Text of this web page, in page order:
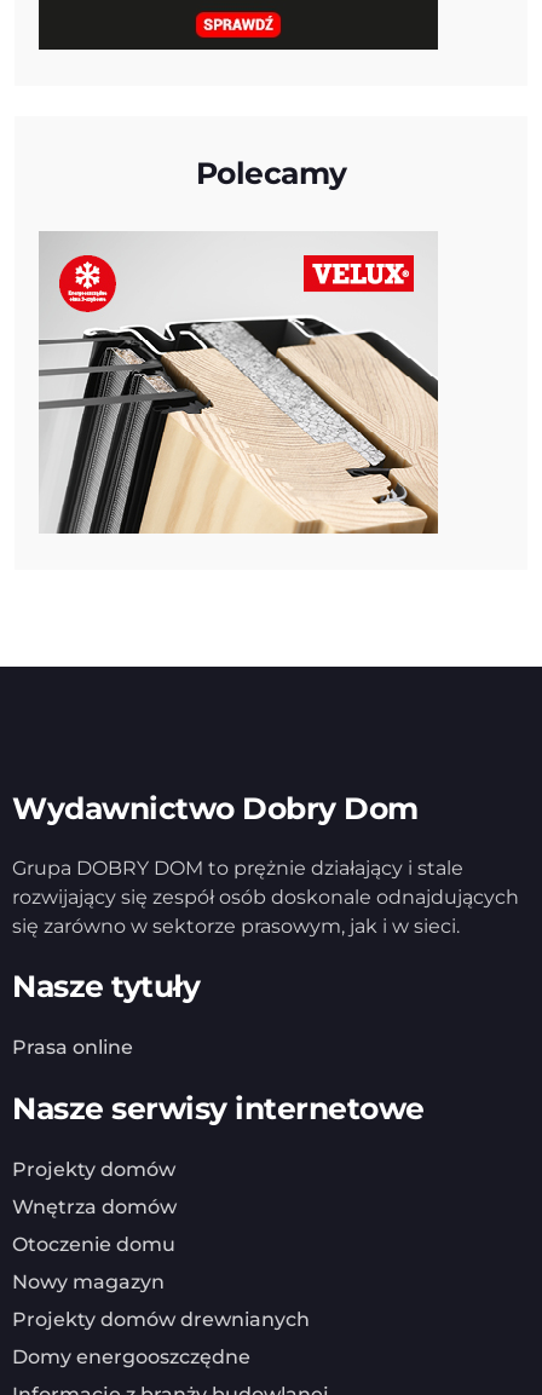
Polecamy
Wydawnictwo Dobry Dom
Grupa DOBRY DOM to prężnie działający i stale
rozwijający się zespół osób doskonale odnajdujących
się zarówno w sektorze prasowym, jak i w sieci.
Nasze tytuły
Prasa online
Nasze serwisy internetowe
Projekty domów
Wnętrza domów
Otoczenie domu
Nowy magazyn
Projekty domów drewnianych
Domy energooszczędne